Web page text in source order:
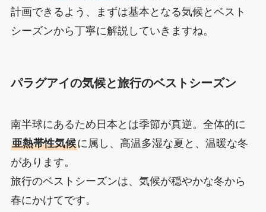
計画できるよう、まずは基本となる気候とベスト
シーズンから丁寧に解説していきますね。
パラグアイの気候と旅行のベストシーズン
南半球にあるため日本とは季節が真逆。全体的に
亜熱帯性気候に属し、高温多湿な夏と、温暖な冬
があります。
旅行のベストシーズンは、気候が穏やかな冬から
春にかけてです。